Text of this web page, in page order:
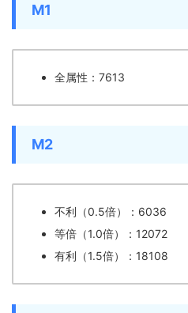
M1
全属性：7613
M2
不利（0.5倍）：6036
等倍（1.0倍）：12072
有利（1.5倍）：18108